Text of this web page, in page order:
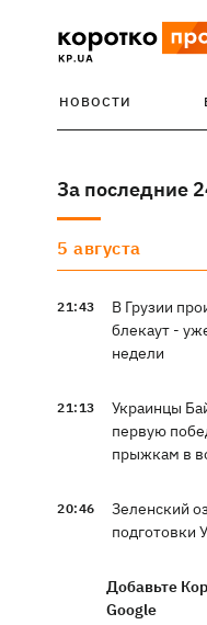
НОВОСТИ
За последние
5 августа
21:43
В Грузии
блекаут -
недели
21:13
Украинцы
первую
прыжкам в
20:46
Зеленский
подготовки
Добавьте
Google